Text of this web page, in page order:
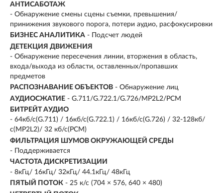
АНТИСАБОТАЖ
- Обнаружение смены сцены съемки, превышения/
принижения звукового порога, потери аудио, расфокусировки
БИЗНЕС АНАЛИТИКА - Подсчет людей
ДЕТЕКЦИЯ ДВИЖЕНИЯ
- Обнаружение пересечения линии, вторжения в область,
входа/выхода из области, оставленных/пропавших
предметов
РАСПОЗНАВАНИЕ ОБЪЕКТОВ - Обнаружение лиц
АУДИОСЖАТИЕ - G.711/G.722.1/G.726/MP2L2/PCM
БИТРЕЙТ АУДИО
- 64кб/с(G.711) / 16кб/с(G.722.1) / 16кб/с(G.726) / 32-128кб/
с(MP2L2)/ 32 кб/с(PCM)
ФИЛЬТРАЦИЯ ШУМОВ ОКРУЖАЮЩЕЙ СРЕДЫ
- Поддерживается
ЧАСТОТА ДИСКРЕТИЗАЦИИ
- 8кГц/ 16кГц/ 32кГц/ 44.1кГц/ 48кГц
ПЯТЫЙ ПОТОК - 25 к/с (704 × 576, 640 × 480)